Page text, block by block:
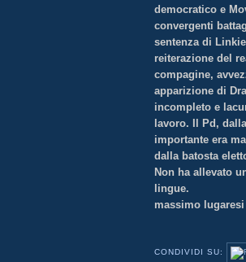
democratico e
convergenti
sentenza di
reiterazione del
compagine,
apparizione di
incompleto e
lavoro. Il Pd,
importante era
dalla batosta
Non ha allevato
lingue.
massimo lugaresi
CONDIVIDI SU: